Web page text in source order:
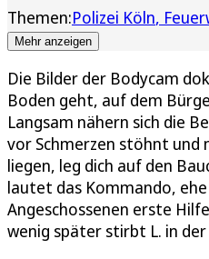
Themen:Polizei Köln
Mehr anzeigen
Die Bilder der Bodycam
Boden geht, auf dem
Langsam nähern sich die
vor Schmerzen stöhnt und
liegen, leg dich auf den
lautet das Kommando,
Angeschossenen erste
wenig später stirbt L. in der